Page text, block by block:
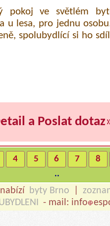
pokoj ve světlém
u lesa, pro jednu
spolubydlící si ho
a Poslat dotaz
4 5 6 7
8
..
nabízí byty Brno
- mail: info